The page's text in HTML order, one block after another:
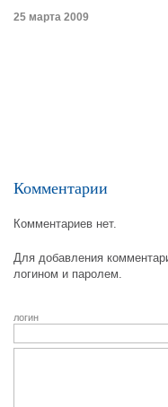
25 марта 2009
Комментарии
Комментариев нет.
Для добавления
логином и паролем.
логин